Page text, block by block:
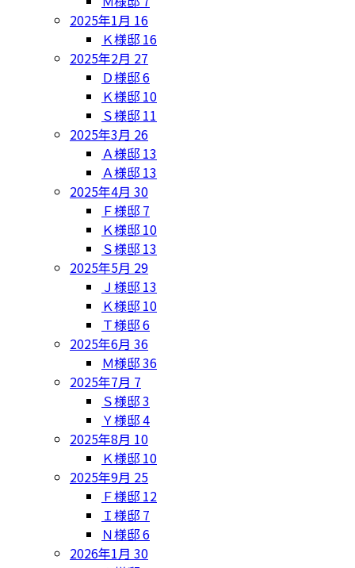
2025年1月 16
Ｋ様邸 16
2025年2月 27
Ｄ様邸6
Ｋ様邸 10
Ｓ様邸 11
2025年3月 26
Ａ様邸 13
Ａ様邸 13
2025年4月 30
Ｆ様邸 7
Ｋ様邸 10
Ｓ様邸 13
2025年5月 29
Ｊ様邸 13
Ｋ様邸 10
Ｔ様邸6
2025年6月 36
Ｍ様邸36
2025年7月 7
Ｓ様邸3
Ｙ様邸4
2025年8月 10
Ｋ様邸 10
2025年9月 25
Ｆ様邸 12
Ｉ様邸 7
Ｎ様邸6
2026年1月 30